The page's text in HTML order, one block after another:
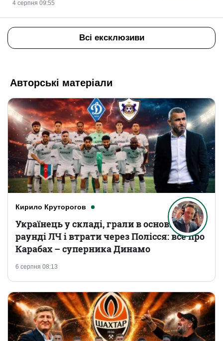
4 серпня 09:55
Всі ексклюзиви
Авторські матеріали
Кирило Круторогов
6 серпня 08:13
Українець у складі, грали в основному
раунді ЛЧ і втрати через Полісся: все про
Карабах – суперника Динамо